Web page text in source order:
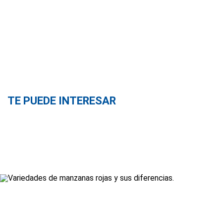
TE PUEDE INTERESAR